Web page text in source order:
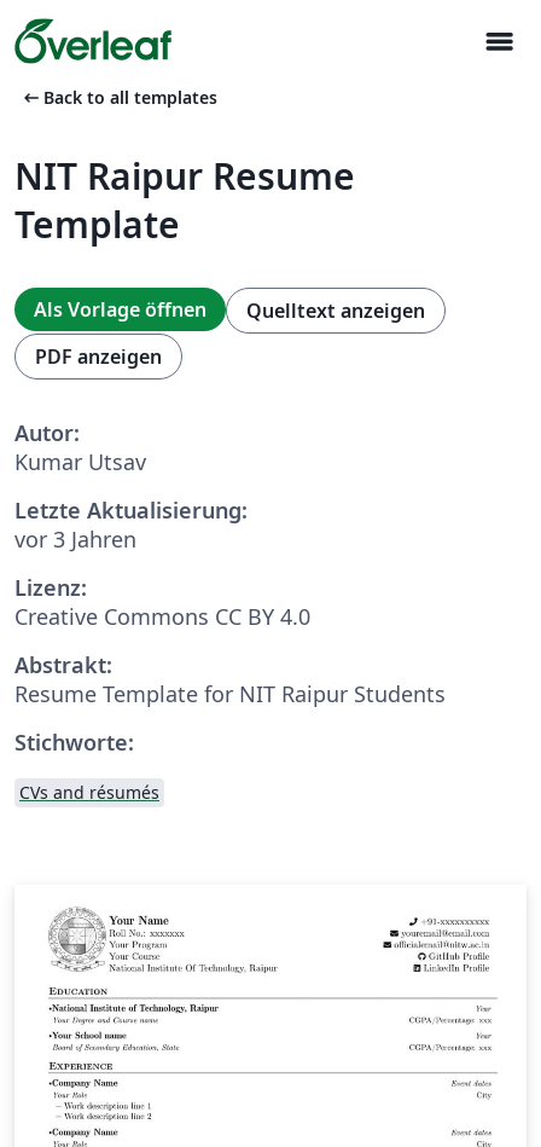
menu
arrow_left_alt Back to all templates
NIT Raipur Resume
Template
Als Vorlage öffnen
Quelltext anzeigen
PDF anzeigen
Autor:
Kumar Utsav
Letzte Aktualisierung:
vor 3 Jahren
Lizenz:
Creative Commons CC BY 4.0
Abstrakt:
Resume Template for NIT Raipur Students
Stichworte:
CVs and résumés